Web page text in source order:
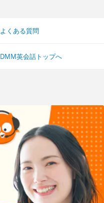
よくある質問
DMM英会話トップへ